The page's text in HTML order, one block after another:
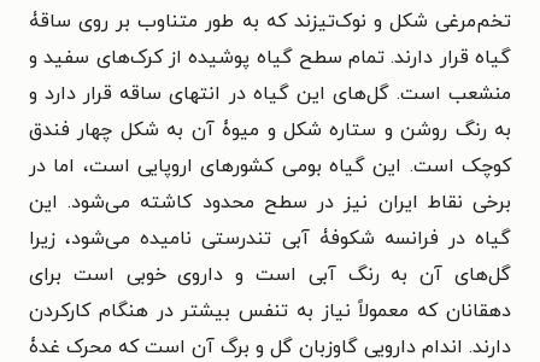
تخم‌مرغی شکل و نوک‌تیزند که به طور متناوب بر روی ساقۀ
گیاه قرار دارند. تمام سطح گیاه پوشیده از کرک‌های سفید و
منشعب است. گل‌های این گیاه در انتهای ساقه قرار دارد و
به رنگ روشن و ستاره شکل و میوۀ آن به شکل چهار فندق
کوچک است. این گیاه بومی کشورهای اروپایی است، اما در
برخی نقاط ایران نیز در سطح محدود کاشته می‌شود. این
گیاه در فرانسه شکوفۀ آبی تندرستی نامیده می‌شود، زیرا
گل‌های آن به رنگ آبی است و داروی خوبی است برای
دهقانان که معمولاً نیاز به تنفس بیشتر در هنگام کارکردن
دارند. اندام دارویی گاوزبان گل و برگ آن است که محرک غدۀ